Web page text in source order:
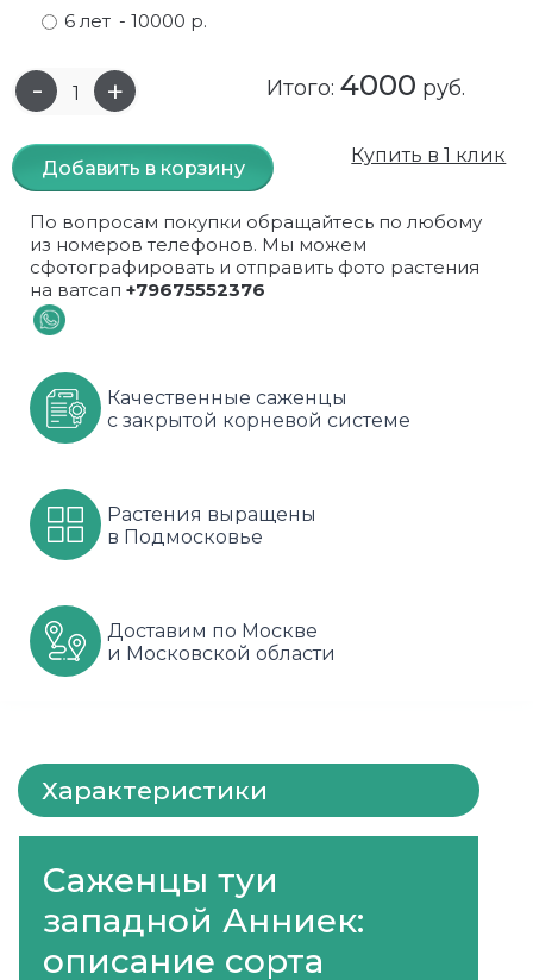
Сирень
Спирея
Форзиция
Шиповник декоративный красный
Малиновое дерево
Миндаль
Облепиха высокорослая
Облепиха высокорослая, раскидистая
Орех (Фундук)
Хурма
Черешни
Шелковица
Яблони
Крыжовник
Малина
На штамбе
Облепиха
Рябина
Рябина черноплодная
Сортовые
Черника
Оранжевые розы
Парковые
Пионовидные
Плетистые
Роза ругоза
Розы фиолетовые
Спрей
Флорибунда
Шрабы
Штамбовые
6 лет - 10000 р.
Итого: 4000 руб.
Добавить в корзину
Купить в 1 клик
По вопросам покупки обращайтесь по любому
из номеров телефонов. Мы можем
сфотографировать и отправить фото растения
на ватсап +79675552376
Качественные саженцы
с закрытой корневой системе
Растения выращены
в Подмосковье
Доставим по Москве
и Московской области
Характеристики
Саженцы туи
западной Анниек:
описание сорта